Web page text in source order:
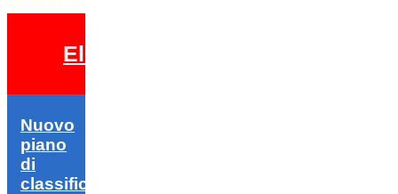
Elezioni 2026
Nuovo
piano
di
classifica